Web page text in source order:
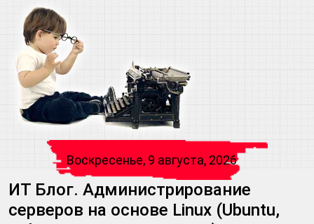
Воскресенье, 9 августа, 2026
ИТ Блог. Администрирование
серверов на основе Linux (Ubuntu,